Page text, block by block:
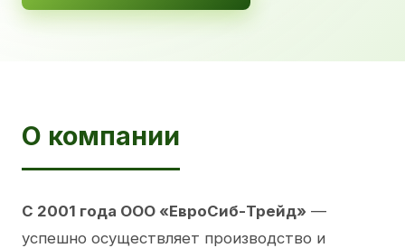
О компании
С 2001 года ООО «ЕвроСиб-Трейд» —
успешно осуществляет производство и